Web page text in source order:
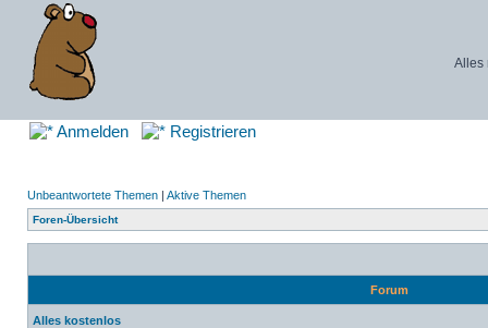
Alles
Anmelden Registrieren
Unbeantwortete Themen | Aktive Themen
Foren-Übersicht
Forum
Alles kostenlos